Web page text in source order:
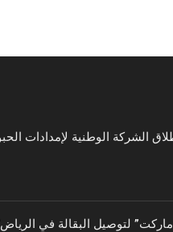
لتوصيل البقالة في الرياض